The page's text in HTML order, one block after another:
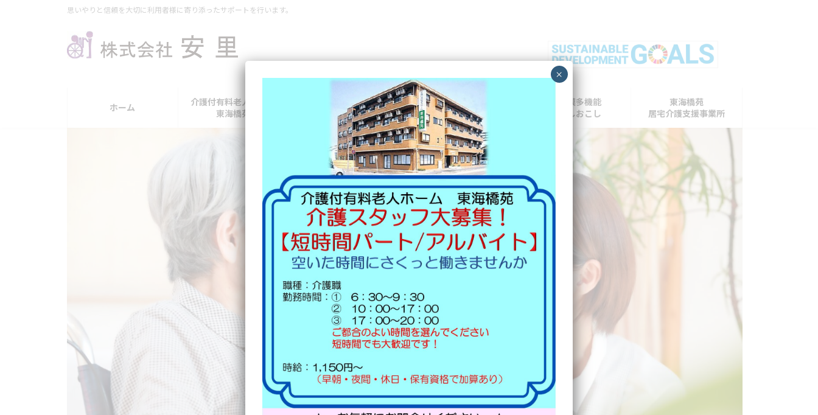
思いやりと信頼を大切に利用者様に寄り添ったサポートを行います。
ホーム
介護付有料老人ホーム
東海橋苑
東海橋苑
グループホーム東起
東海橋苑
グループホーム東起3号館
小規模多機能
ひがしおこし
東海橋苑
居宅介護支援事業所
×